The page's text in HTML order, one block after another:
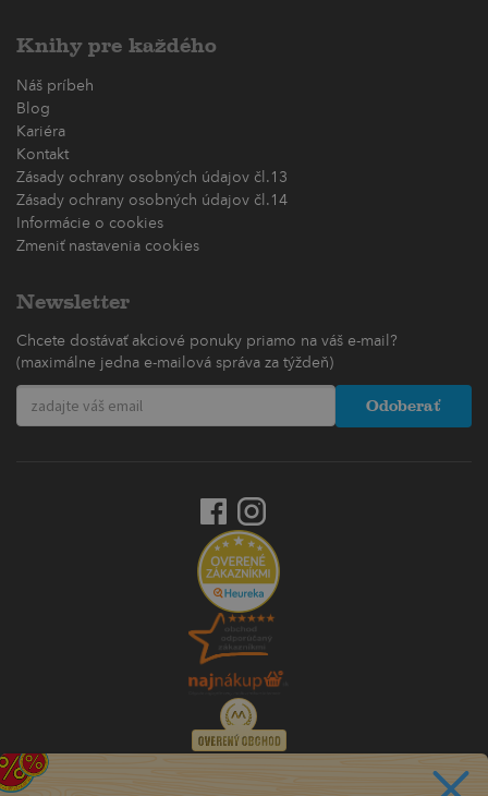
Knihy pre každého
Náš príbeh
Blog
Kariéra
Kontakt
Zásady ochrany osobných údajov čl.13
Zásady ochrany osobných údajov čl.14
Informácie o cookies
Zmeniť nastavenia cookies
Newsletter
Chcete dostávať akciové ponuky priamo na váš e-mail?
(maximálne jedna e-mailová správa za týždeň)
Odoberať